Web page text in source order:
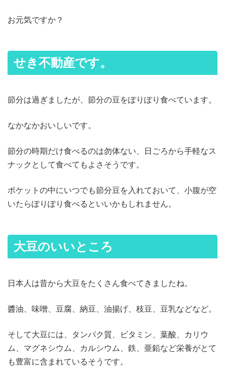
お元気ですか？
せき不動産です。
節分は過ぎましたが、節分の豆をぽりぽり食べています。
なかなかおいしいです。
節分の時期だけ食べるのは勿体ない、日ごろから手軽なス
ナックとして食べてもよさそうです。
ポケットの中にいつでも節分豆を入れておいて、小腹が空
いたらぽりぽり食べるといいかもしれません。
大豆のいいところ
日本人は昔から大豆をたくさん食べてきましたね。
醬油、味噌、豆腐、納豆、油揚げ、枝豆、豆乳などなど。
そして大豆には、タンパク質、ビタミン、葉酸、カリウ
ム、マグネシウム、カルシウム、鉄、亜鉛など栄養がとて
も豊富に含まれているそうです。